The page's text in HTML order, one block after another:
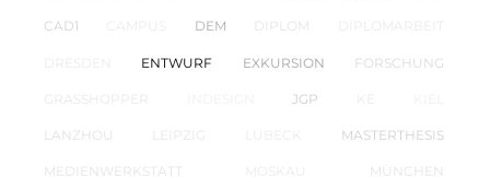
CAD1 DEM DIPLOM
ENTWURF EXKURSION FORSCHUNG
GRASSHOPPER JGP
LANZHOU LEIPZIG MASTERTHESIS
MEDIENWERKSTATT MÜNCHEN